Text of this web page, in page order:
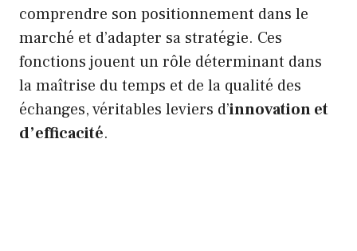
comprendre son positionnement dans le
marché et d’adapter sa stratégie. Ces
fonctions jouent un rôle déterminant dans
la maîtrise du temps et de la qualité des
échanges, véritables leviers d’innovation et
d’efficacité.